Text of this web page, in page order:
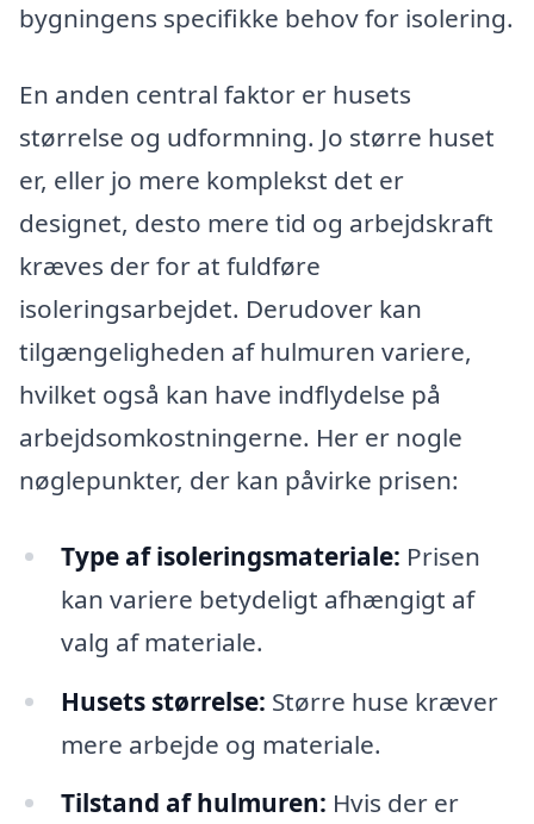
bygningens specifikke behov for isolering.
En anden central faktor er husets
størrelse og udformning. Jo større huset
er, eller jo mere komplekst det er
designet, desto mere tid og arbejdskraft
kræves der for at fuldføre
isoleringsarbejdet. Derudover kan
tilgængeligheden af hulmuren variere,
hvilket også kan have indflydelse på
arbejdsomkostningerne. Her er nogle
nøglepunkter, der kan påvirke prisen:
Type af isoleringsmateriale: Prisen
kan variere betydeligt afhængigt af
valg af materiale.
Husets størrelse: Større huse kræver
mere arbejde og materiale.
Tilstand af hulmuren: Hvis der er